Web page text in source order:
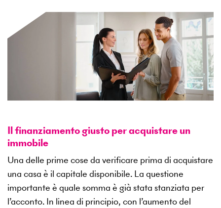
Il finanziamento giusto per acquistare un
immobile
Una delle prime cose da verificare prima di acquistare
una casa è il capitale disponibile. La questione
importante è quale somma è già stata stanziata per
l’acconto. In linea di principio, con l’aumento del